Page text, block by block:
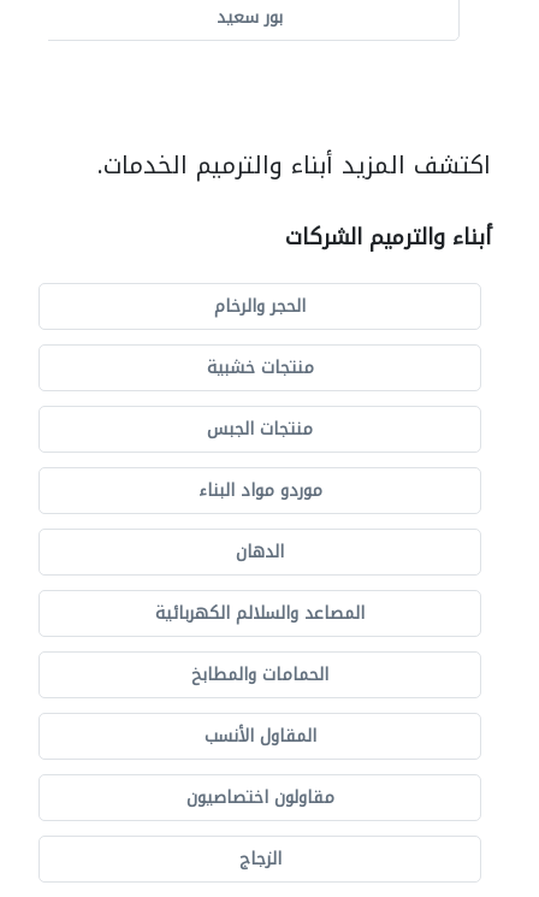
بور سعيد
اكتشف المزيد أبناء والترميم الخدمات.
أبناء والترميم الشركات
الحجر والرخام
منتجات خشبية
منتجات الجبس
موردو مواد البناء
الدهان
المصاعد والسلالم الكهربائية
الحمامات والمطابخ
المقاول الأنسب
مقاولون اختصاصيون
الزجاج